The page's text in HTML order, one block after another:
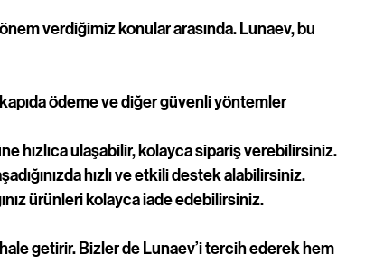
verdiğimiz konular arasında. Lunaev, bu
ödeme ve diğer güvenli yöntemler
hızlıca ulaşabilir, kolayca sipariş verebilirsiniz.
hızlı ve etkili destek alabilirsiniz.
ürünleri kolayca iade edebilirsiniz.
getirir. Bizler de Lunaev’i tercih ederek hem